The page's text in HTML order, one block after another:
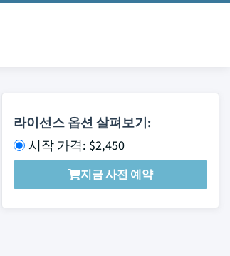
라이선스 옵션 살펴보기:
시작 가격: $2,450
지금 사전 예약